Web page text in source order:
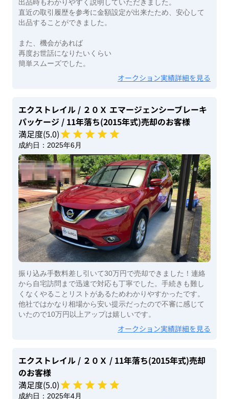
出品時もわかりやすく説明していただきました。
直近の取引履歴を参考に金額設定が出来たため、安心して
出品することができました。
また、機会があれば
再度お世話になりたいくらい
簡単スムーズでした。
オークション実績詳細を見る
エクストレイル / ２０Ｘ エマージェンシーブレーキ
パッケージ / 11年落ち(2015年式)売却のお客様
満足度(5.0)
成約日： 2025年6月
振り込み手数料差し引いて30万円で売却できました！連絡
から自宅訪問まで迅速で対応も丁寧でした。手続きも難し
くなくやることリストがあるためわかりやすかったです。
他社ではかなり相場から安い提示だったので不審に感じて
いたので10万円以上アップは嬉しいです。
オークション実績詳細を見る
エクストレイル / ２０Ｘ / 11年落ち(2015年式)売却
のお客様
満足度(5.0)
成約日： 2025年4月